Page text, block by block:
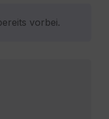
vorbei.